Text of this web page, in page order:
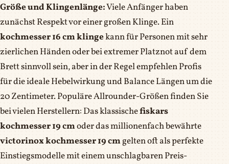
Größe und Klingenlänge:Viele Anfänger haben
zunächst Respekt vor einer großen Klinge. Ein
kochmesser 16 cm klingekann für Personen mit sehr
zierlichen Händen oder bei extremer Platznot auf dem
Brett sinnvoll sein, aber in der Regel empfehlen Profis
für die ideale Hebelwirkung und Balance Längen um die
20 Zentimeter. Populäre Allrounder-Größen finden Sie
bei vielen Herstellern: Das klassischefiskars
kochmesser 19 cmoder das millionenfach bewährte
victorinox kochmesser 19 cmgelten oft als perfekte
Einstiegsmodelle mit einem unschlagbaren Preis-